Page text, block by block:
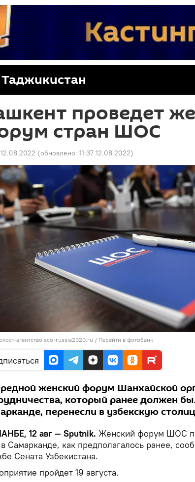
Таджикистан
проведет
стран ШОС
(обновлено: 11:37 12.08.2022)
агентство sco-russia2020.ru / Перейти в фотобанк
женский форум Шанхайской
который ранее должен
перенесли в узбекскую
12 авг — Sputnik. Женский форум ШОС
Самарканде, как предполагалось ранее,
Сената Узбекистана.
пройдет 19 августа.